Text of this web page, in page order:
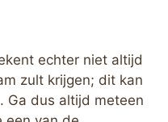
echter niet altijd
zult krijgen; dit kan
Ga dus altijd meteen